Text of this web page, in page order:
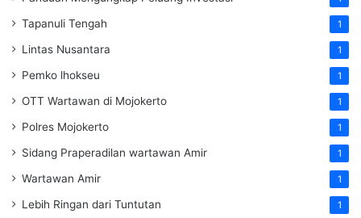
Tapanuli Tengah 1
Lintas Nusantara 1
Pemko lhokseu 1
OTT Wartawan di Mojokerto 1
Polres Mojokerto 1
Sidang Praperadilan wartawan Amir 1
Wartawan Amir 1
Lebih Ringan dari Tuntutan 1